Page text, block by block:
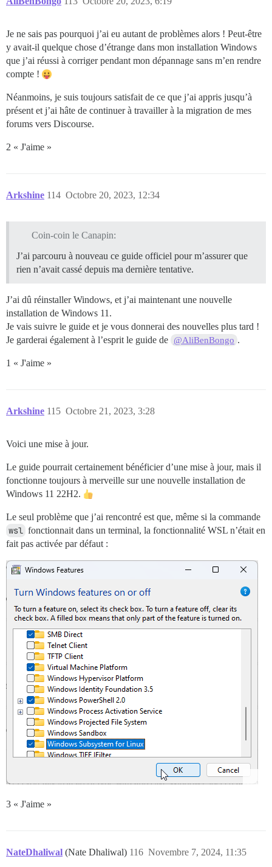
Je ne sais pas pourquoi j’ai eu autant de problèmes alors ! Peut-être
y avait-il quelque chose d’étrange dans mon installation Windows
que j’ai réussi à corriger pendant mon dépannage sans m’en rendre
compte !
Néanmoins, je suis toujours satisfait de ce que j’ai appris jusqu’à
présent et j’ai hâte de continuer à travailler à la migration de mes
forums vers Discourse.
2 « J'aime »
Arkshine Octobre 20, 2023, 12:34
114
Coin-coin le Canapin:
J’ai parcouru à nouveau ce guide officiel pour m’assurer que
rien n’avait cassé depuis ma dernière tentative.
J’ai dû réinstaller Windows, et j’ai maintenant une nouvelle
installation de Windows 11.
Je vais suivre le guide et je vous donnerai des nouvelles plus tard !
Je garderai également à l’esprit le guide de @AliBenBongo .
1 « J'aime »
Arkshine Octobre 21, 2023, 3:28
115
Voici une mise à jour.
Le guide pourrait certainement bénéficier d’une mise à jour, mais il
fonctionne toujours à merveille sur une nouvelle installation de
Windows 11 22H2.
Le seul problème que j’ai rencontré est que, même si la commande
wsl fonctionnait dans un terminal, la fonctionnalité WSL n’était en
fait pas activée par défaut :
3 « J'aime »
NateDhaliwal (Nate Dhaliwal) Novembre 7, 2024, 11:35
116